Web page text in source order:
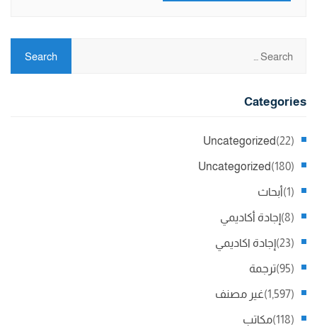
Categories
Uncategorized (22)
Uncategorized (180)
أبحاث (1)
إجادة أكاديمي (8)
إجادة اكاديمي (23)
ترجمة (95)
غير مصنف (1,597)
مكاتب (118)